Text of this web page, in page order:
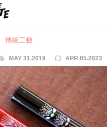
傳統工藝
MAY 31.2019 APR 05.2023